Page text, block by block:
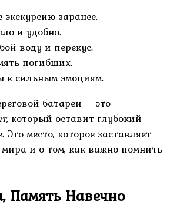
заранее.
и удобно.
воду и перекус.
погибших.
к сильным эмоциям.
батареи – это
, который оставит глубокий
место, которое заставляет
мира и о том, как важно помнить
Память Навечно